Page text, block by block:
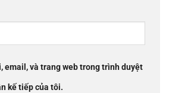
email, và trang web trong trình duyệt
kế tiếp của tôi.